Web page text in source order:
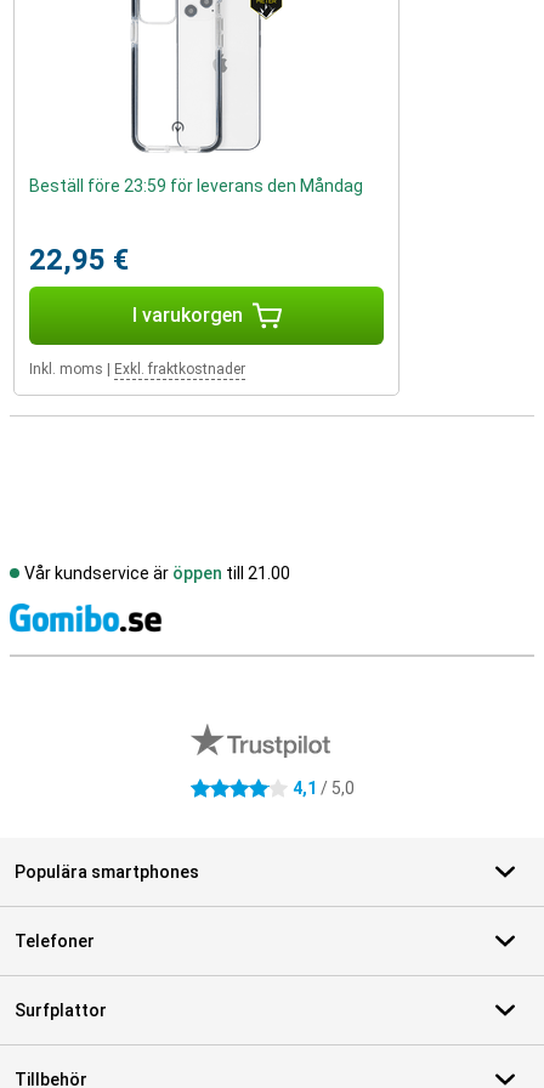
Beställ före 23:59 för leverans den Måndag
22,95 €
I varukorgen
Inkl. moms Exkl. fraktkostnader
Vår kundservice är öppen till 21.00
4.1 stjärnor 4,1 / 5,0
Populära smartphones
Telefoner
Surfplattor
Tillbehör